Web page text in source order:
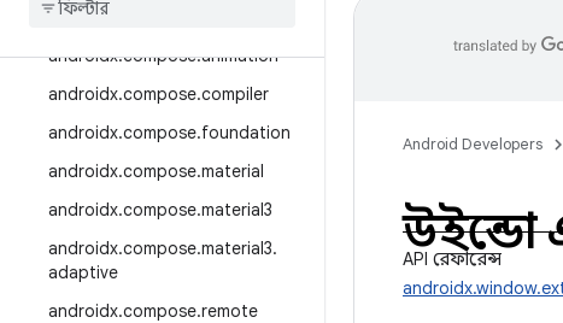
androidx
androidx.compose.animation
androidx.compose.compiler
androidx.compose.foundation
androidx.compose.material
androidx.compose.material3
androidx.compose.material3.
adaptive
androidx.compose.remote
Android Developers
উইন্ডো
API রেফারেন্স